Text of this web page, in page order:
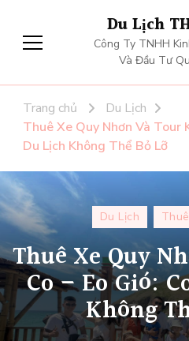
Du Lịch
Công Ty TNHH
Và Đầu Tư
Trang chủ
Du Lịch
Thuê Xe Quy Nhơn Và Tour
Du Lịch Không Thể Bỏ Lỡ
Du Lịch
Thuê Xe Quy
Co – Eo Gió:
Không